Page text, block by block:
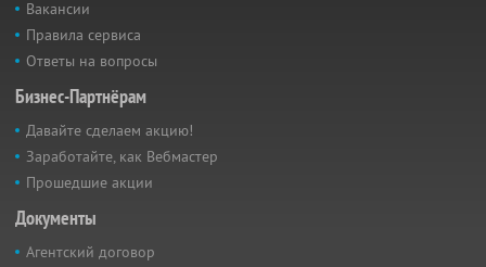
Вакансии
Правила сервиса
Ответы на вопросы
Бизнес-Партнёрам
Давайте сделаем акцию!
Заработайте, как Вебмастер
Прошедшие акции
Документы
Агентский договор